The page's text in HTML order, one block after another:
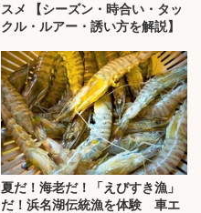
スメ 【シーズン・時合い・タッ
クル・ルアー・誘い方を解説】
夏だ！海老だ！「えびすき漁」
だ！浜名湖伝統漁を体験 車エ